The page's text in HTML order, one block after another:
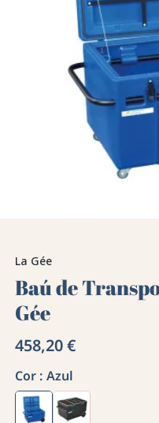
La Gée
Baú de
Gée
458,20 €
Cor : Azul